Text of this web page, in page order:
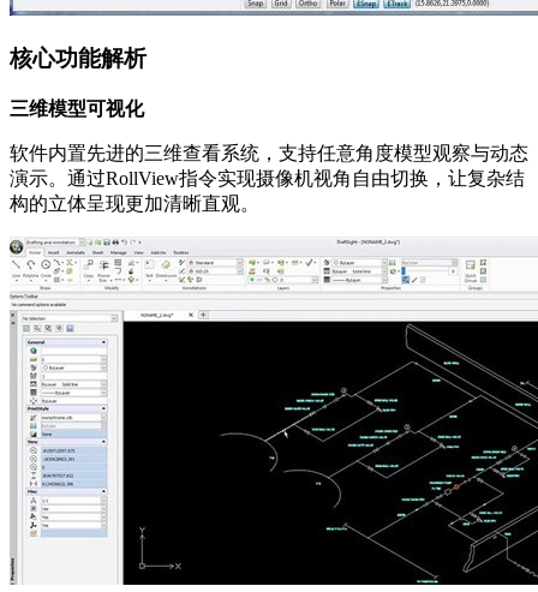
核心功能解析
三维模型可视化
软件内置先进的三维查看系统，支持任意角度模型观察与动态
演示。通过RollView指令实现摄像机视角自由切换，让复杂结
构的立体呈现更加清晰直观。